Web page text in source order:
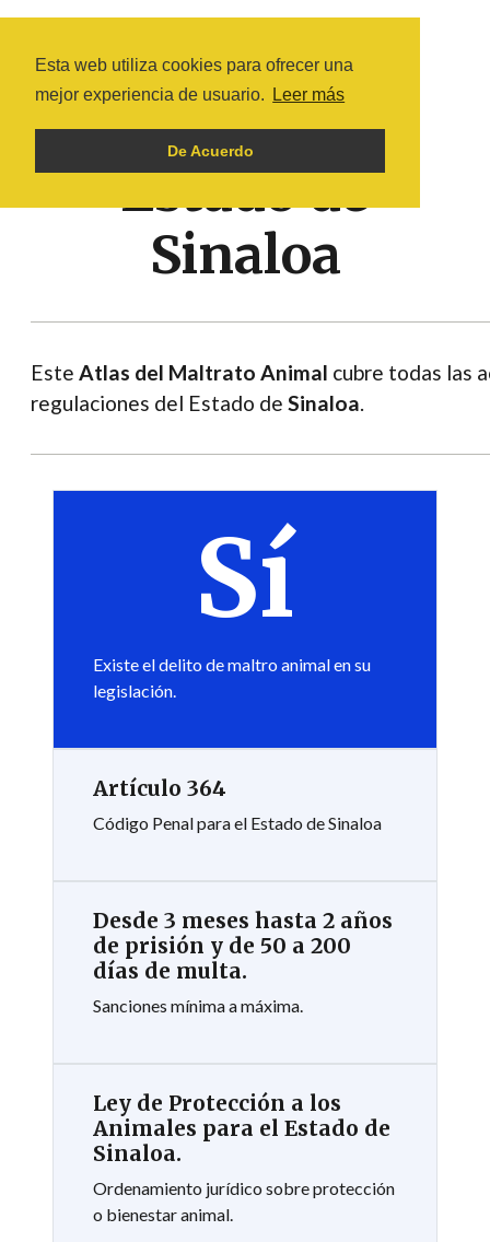
Esta web utiliza cookies para ofrecer una
mejor experiencia de usuario.
Leer más
De Acuerdo
Estado de
Sinaloa
Este Atlas del Maltrato Animal cubre todas las
regulaciones del Estado de Sinaloa.
Sí
Existe el delito de maltro animal en su
legislación.
Artículo 364
Código Penal para el Estado de Sinaloa
Desde 3 meses hasta 2 años
de prisión y de 50 a 200
días de multa.
Sanciones mínima a máxima.
Ley de Protección a los
Animales para el Estado de
Sinaloa.
Ordenamiento jurídico sobre protección
o bienestar animal.